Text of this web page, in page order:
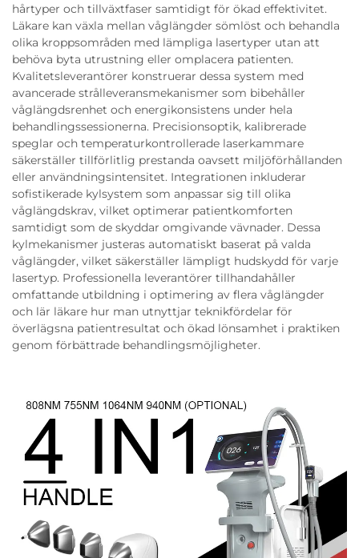
hårtyper och tillväxtfaser samtidigt för ökad effektivitet.
Läkare kan växla mellan våglängder sömlöst och behandla
olika kroppsområden med lämpliga lasertyper utan att
behöva byta utrustning eller omplacera patienten.
Kvalitetsleverantörer konstruerar dessa system med
avancerade strålleveransmekanismer som bibehåller
våglängdsrenhet och energikonsistens under hela
behandlingssessionerna. Precisionsoptik, kalibrerade
speglar och temperaturkontrollerade laserkammare
säkerställer tillförlitlig prestanda oavsett miljöförhållanden
eller användningsintensitet. Integrationen inkluderar
sofistikerade kylsystem som anpassar sig till olika
våglängdskrav, vilket optimerar patientkomforten
samtidigt som de skyddar omgivande vävnader. Dessa
kylmekanismer justeras automatiskt baserat på valda
våglängder, vilket säkerställer lämpligt hudskydd för varje
lasertyp. Professionella leverantörer tillhandahåller
omfattande utbildning i optimering av flera våglängder
och lär läkare hur man utnyttjar teknikfördelar för
överlägsna patientresultat och ökad lönsamhet i praktiken
genom förbättrade behandlingsmöjligheter.